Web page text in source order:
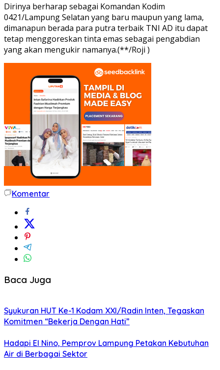
Dirinya berharap sebagai Komandan Kodim
0421/Lampung Selatan yang baru maupun yang lama,
dimanapun berada para putra terbaik TNI AD itu dapat
tetap menggoreskan tinta emas sebagai pengabdian
yang akan mengukir namanya.(**/Roji )
Komentar
Baca Juga
Syukuran HUT Ke-1 Kodam XXI/Radin Inten, Tegaskan
Komitmen “Bekerja Dengan Hati”
Hadapi El Nino, Pemprov Lampung Petakan Kebutuhan
Air di Berbagai Sektor